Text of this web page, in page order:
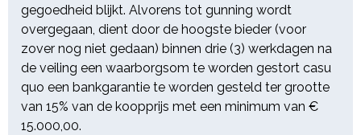
De betaling van de koopprijs dient
uiterlijk plaats te vinden op 18
augustus 2026.
Info: www.openbareverkoop.nl
RoX Legal B.V., Coolsingel 104,
gegoedheid blijkt. Alvorens tot gunning wordt
overgegaan, dient door de hoogste bieder (voor
zover nog niet gedaan) binnen drie (3) werkdagen na
de veiling een waarborgsom te worden gestort casu
quo een bankgarantie te worden gesteld ter grootte
van 15% van de koopprijs met een minimum van €
15.000,00.